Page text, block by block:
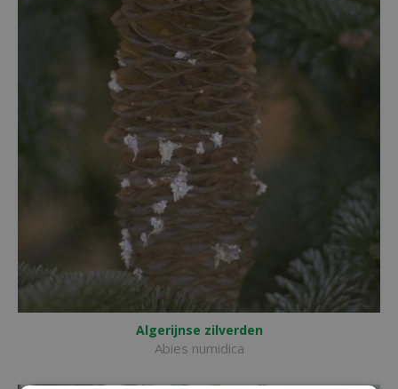
Algerijnse zilverden
Abies numidica